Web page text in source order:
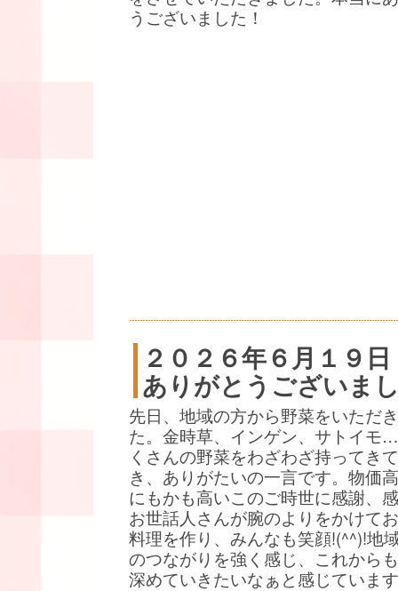
うございました！
２０２６年６月１９日
ありがとうございま
先日、地域の方から野菜をいただ
た。金時草、インゲン、サトイモ
くさんの野菜をわざわざ持ってき
き、ありがたいの一言です。物価
にもかも高いこのご時世に感謝、
お世話人さんが腕のよりをかけて
料理を作り、みんなも笑顔!(^^)!地
のつながりを強く感じ、これから
深めていきたいなぁと感じていま